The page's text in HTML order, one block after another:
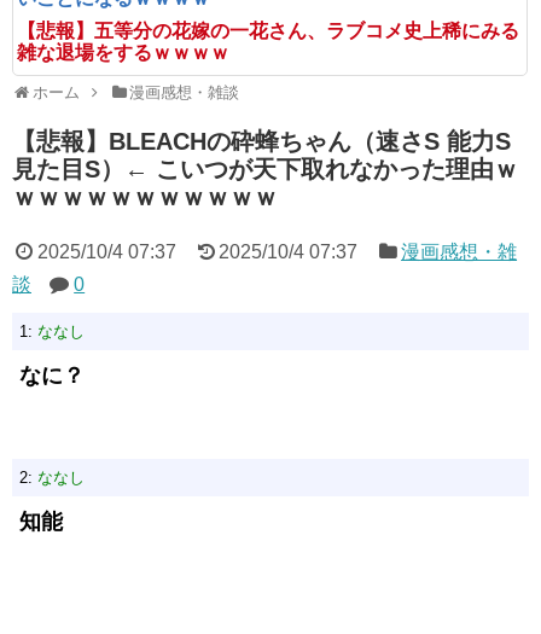
【悲報】五等分の花嫁の一花さん、ラブコメ史上稀にみる
雑な退場をするｗｗｗｗ
ホーム 漫画感想・雑談
【悲報】BLEACHの砕蜂ちゃん（速さS 能力S
見た目S）← こいつが天下取れなかった理由ｗ
ｗｗｗｗｗｗｗｗｗｗｗ
2025/10/4 07:37 2025/10/4 07:37
漫画感想・雑
談
0
1: ななし
なに？
2: ななし
知能